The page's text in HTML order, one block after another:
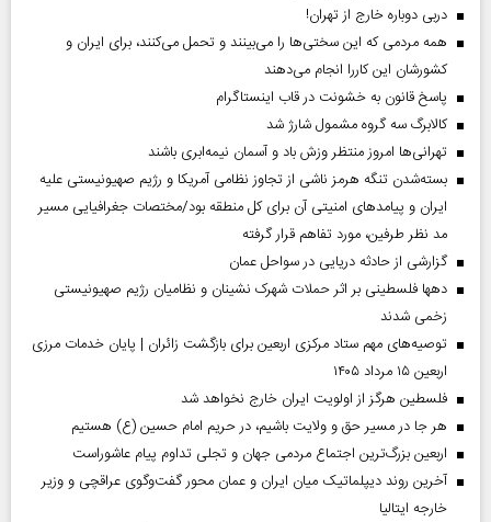
دربی دوباره خارج از تهران!
همه مردمی که این سختی‌ها را می‌بینند و تحمل می‌کنند، برای ایران و
کشورشان این کاررا انجام می‌دهند
پاسخ قانون به خشونت در قاب اینستاگرام
کالابرگ سه گروه مشمول شارژ شد
تهرانی‌ها امروز منتظر وزش باد و آسمان نیمه‌ابری باشند
بسته‌شدن تنگه هرمز ناشی از تجاوز نظامی آمریکا و رژیم صهیونیستی علیه
ایران و پیامد‌های امنیتی آن برای کل منطقه بود/مختصات جغرافیایی مسیر
مد نظر طرفین، مورد تفاهم قرار گرفته
گزارشی از حادثه دریایی در سواحل عمان
دهها فلسطینی بر اثر حملات شهرک نشینان و نظامیان رژیم صهیونیستی
زخمی شدند
توصیه‌های مهم ستاد مرکزی اربعین برای بازگشت زائران | پایان خدمات مرزی
اربعین ۱۵ مرداد ۱۴۰۵
فلسطین هرگز از اولویت ایران خارج نخواهد شد
هر جا در مسیر حق و ولایت باشیم، در حریم امام حسین (ع) هستیم
اربعین بزرگ‌ترین اجتماع مردمی جهان و تجلی تداوم پیام عاشوراست
آخرین روند دیپلماتیک میان ایران و عمان محور گفت‌وگوی عراقچی و وزیر
خارجه ایتالیا